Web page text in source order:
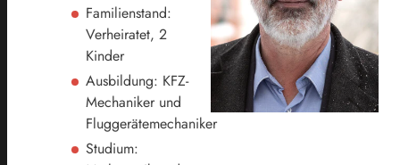
Familienstand:
Verheiratet, 2
Kinder
Ausbildung: KFZ-
Mechaniker und
Fluggerätemechaniker
Studium: